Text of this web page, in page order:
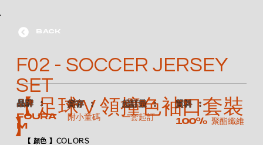
【 顏色 】COLORS
BACK
F02 - SOCCER JERSEY
SET
【 足球 V 領撞色袖口套裝
】
​品牌 ：
FOURA
M
​貨存 ：
附小童碼
​起訂量 ：
一套起訂
​質料 ：
100% 聚酯纖維